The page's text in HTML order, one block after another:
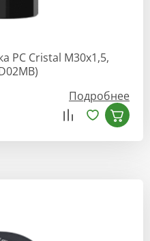
РС Cristal М30х1,5,
Подробнее